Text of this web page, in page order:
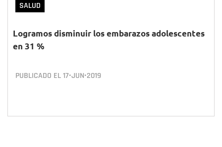
SALUD
Logramos disminuir los embarazos adolescentes
en 31 %
PUBLICADO EL17•JUN•2019